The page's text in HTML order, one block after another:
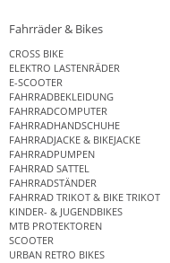
Fahrräder & Bikes
CROSS BIKE
ELEKTRO LASTENRÄDER
E-SCOOTER
FAHRRADBEKLEIDUNG
FAHRRADCOMPUTER
FAHRRADHANDSCHUHE
FAHRRADJACKE & BIKEJACKE
FAHRRADPUMPEN
FAHRRAD SATTEL
FAHRRADSTÄNDER
FAHRRAD TRIKOT & BIKE TRIKOT
KINDER- & JUGENDBIKES
MTB PROTEKTOREN
SCOOTER
URBAN RETRO BIKES